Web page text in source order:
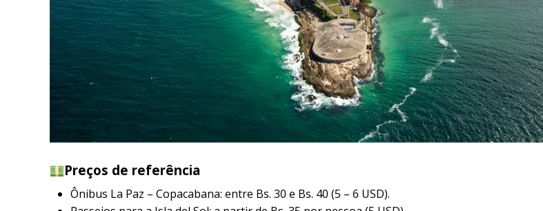
Preços de referência
Ônibus La Paz – Copacabana: entre Bs. 30 e Bs. 40 (5 – 6 USD).